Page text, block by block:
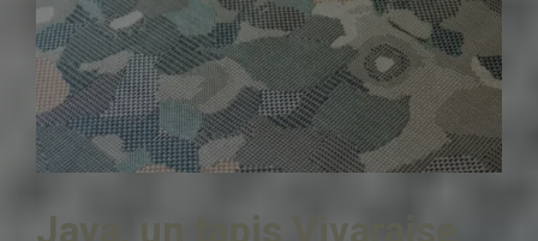
Jaya, un tapis Vivaraise